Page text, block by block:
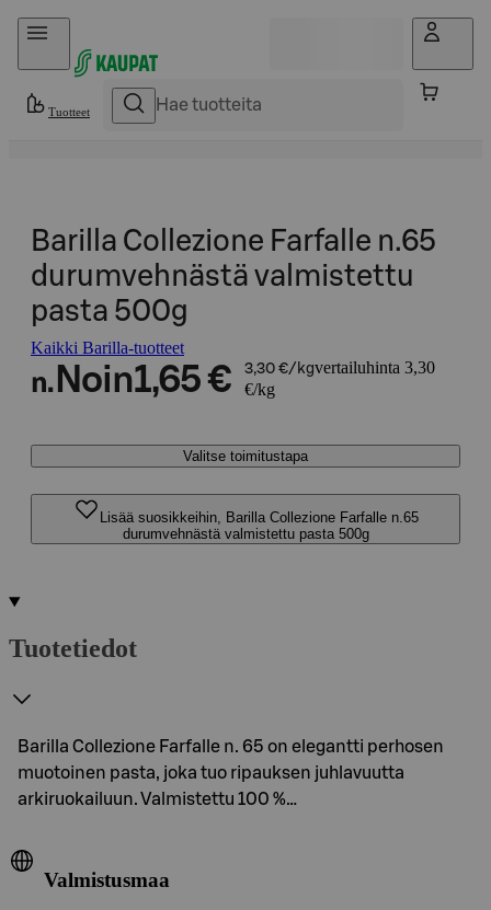
Hyppää sisältöön
Tuotteet
Barilla Collezione Farfalle n.65
durumvehnästä valmistettu
pasta 500g
Kaikki Barilla-tuotteet
n. Noin1,65 € 3,30 €/kgvertailuhinta 3,30
€/kg
Valitse toimitustapa
Lisää suosikkeihin, Barilla Collezione Farfalle n.65
durumvehnästä valmistettu pasta 500g
Tuotetiedot
Barilla Collezione Farfalle n. 65 on elegantti perhosen
muotoinen pasta, joka tuo ripauksen juhlavuutta
arkiruokailuun. Valmistettu 100 %…
Valmistusmaa